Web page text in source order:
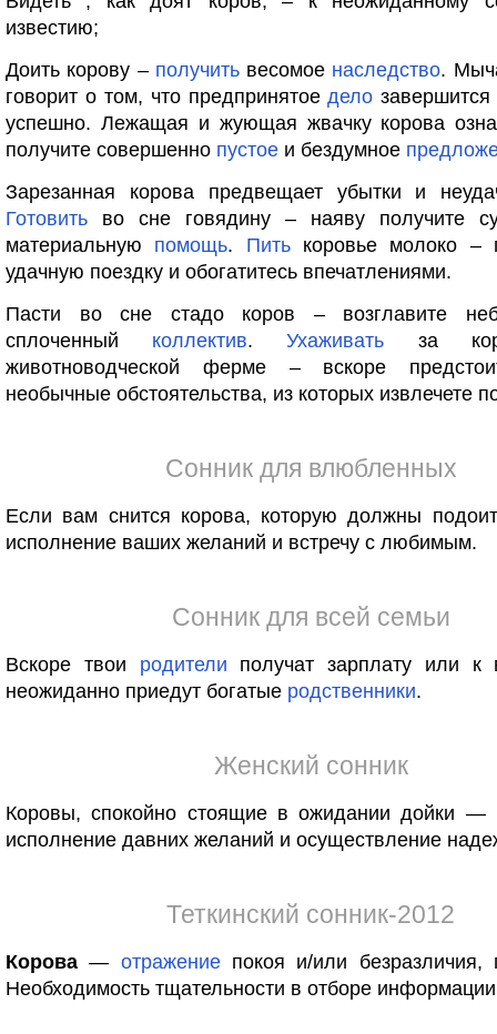
известию;
Доить корову – получитьвесомое наследство.
говорит о том, что предпринятоедело
успешно. Лежащая и жующая жвачку корова
получите совершенно пустое и бездумное
Зарезанная корова предвещает убытки и
Готовить во сне говядину – наяву получите
материальную помощь. Питькоровье молоко –
удачную поездку и обогатитесь впечатлениями.
Пасти во сне стадо коров – возглавите
сплоченный коллектив.Ухаживать за
животноводческой ферме – вскоре
необычные обстоятельства, из которых извлечете
Сонник для влюбленных
Если вам снится корова, которую должны
исполнение ваших желаний и встречу с любимым.
Сонник для всей семьи
Вскоре твои родители получат зарплату или
неожиданно приедут богатые родственники.
Женский сонник
Коровы, спокойно стоящие в ожидании дойки —
исполнение давних желаний и осуществление
Теткинский сонник-2012
Корова — отражениепокоя и/или безразличия,
Необходимость тщательности в отборе